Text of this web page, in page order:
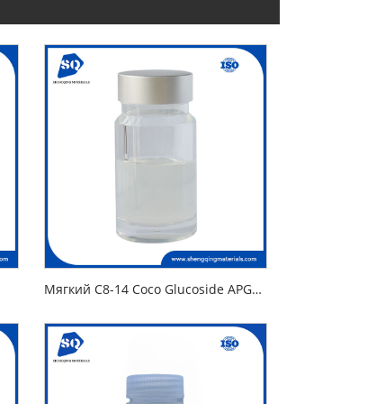
Мягкий C8-14 Coco Glucoside APG818